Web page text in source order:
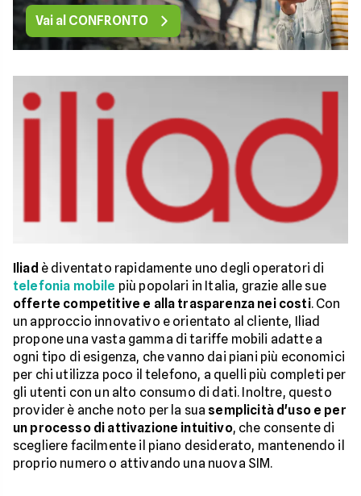
Vai al CONFRONTO
Iliad è diventato rapidamente uno degli operatori di
telefonia mobile più popolari in Italia, grazie alle sue
offerte competitive e alla trasparenza nei costi. Con
un approccio innovativo e orientato al cliente, Iliad
propone una vasta gamma di tariffe mobili adatte a
ogni tipo di esigenza, che vanno dai piani più economici
per chi utilizza poco il telefono, a quelli più completi per
gli utenti con un alto consumo di dati. Inoltre, questo
provider è anche noto per la sua semplicità d'uso e per
un processo di attivazione intuitivo, che consente di
scegliere facilmente il piano desiderato, mantenendo il
proprio numero o attivando una nuova SIM.